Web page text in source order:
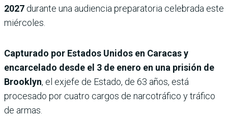
2027 durante una audiencia preparatoria celebrada este
miércoles.
Capturado por Estados Unidos en Caracas y
encarcelado desde el 3 de enero en una prisión de
Brooklyn, el exjefe de Estado, de 63 años, está
procesado por cuatro cargos de narcotráfico y tráfico
de armas.